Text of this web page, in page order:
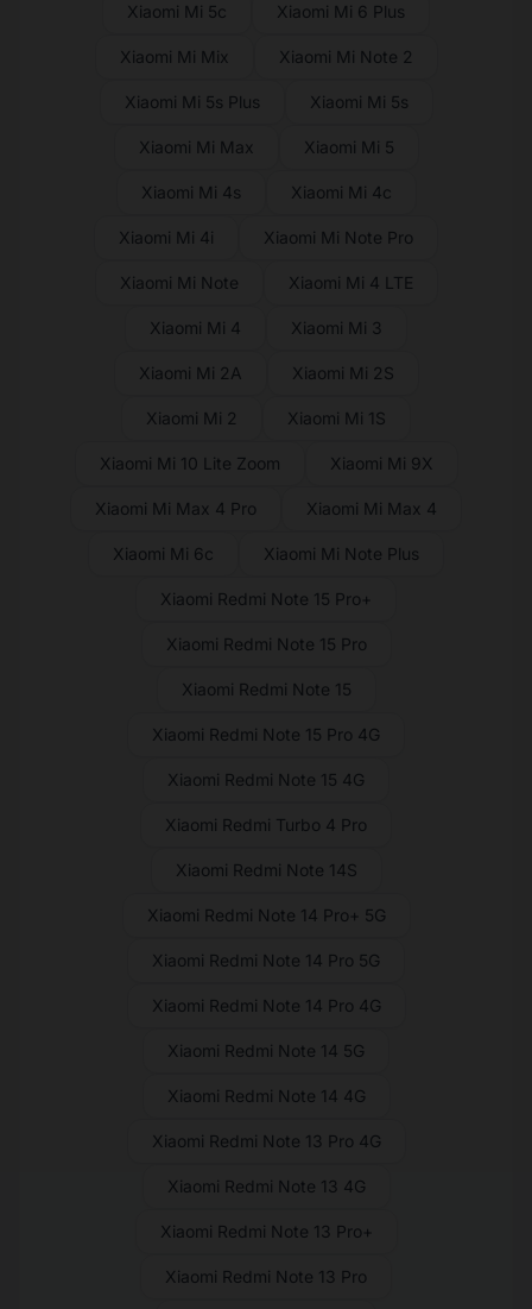
Xiaomi Mi 5c Xiaomi Mi 6 Plus
Xiaomi Mi Mix Xiaomi Mi Note 2
Xiaomi Mi 5s Plus Xiaomi Mi 5s
Xiaomi Mi Max Xiaomi Mi 5
Xiaomi Mi 4s Xiaomi Mi 4c
Xiaomi Mi 4i Xiaomi Mi Note Pro
Xiaomi Mi Note Xiaomi Mi 4 LTE
Xiaomi Mi 4 Xiaomi Mi 3
Xiaomi Mi 2A Xiaomi Mi 2S
Xiaomi Mi 2 Xiaomi Mi 1S
Xiaomi Mi 10 Lite Zoom Xiaomi Mi 9X
Xiaomi Mi Max 4 Pro Xiaomi Mi Max 4
Xiaomi Mi 6c Xiaomi Mi Note Plus
Xiaomi Redmi Note 15 Pro+
Xiaomi Redmi Note 15 Pro
Xiaomi Redmi Note 15
Xiaomi Redmi Note 15 Pro 4G
Xiaomi Redmi Note 15 4G
Xiaomi Redmi Turbo 4 Pro
Xiaomi Redmi Note 14S
Xiaomi Redmi Note 14 Pro+ 5G
Xiaomi Redmi Note 14 Pro 5G
Xiaomi Redmi Note 14 Pro 4G
Xiaomi Redmi Note 14 5G
Xiaomi Redmi Note 14 4G
Xiaomi Redmi Note 13 Pro 4G
Xiaomi Redmi Note 13 4G
Xiaomi Redmi Note 13 Pro+
Xiaomi Redmi Note 13 Pro